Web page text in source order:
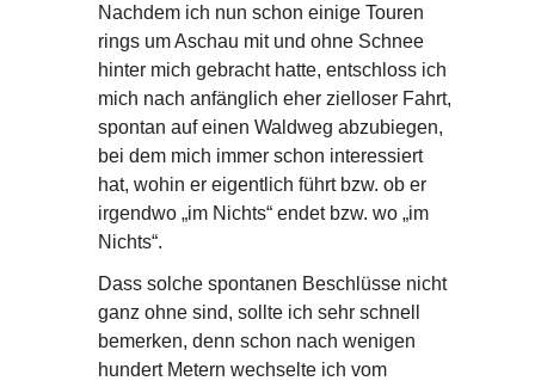
Nachdem ich nun schon einige Touren
rings um Aschau mit und ohne Schnee
hinter mich gebracht hatte, entschloss ich
mich nach anfänglich eher zielloser Fahrt,
spontan auf einen Waldweg abzubiegen,
bei dem mich immer schon interessiert
hat, wohin er eigentlich führt bzw. ob er
irgendwo „im Nichts“ endet bzw. wo „im
Nichts“.
Dass solche spontanen Beschlüsse nicht
ganz ohne sind, sollte ich sehr schnell
bemerken, denn schon nach wenigen
hundert Metern wechselte ich vom